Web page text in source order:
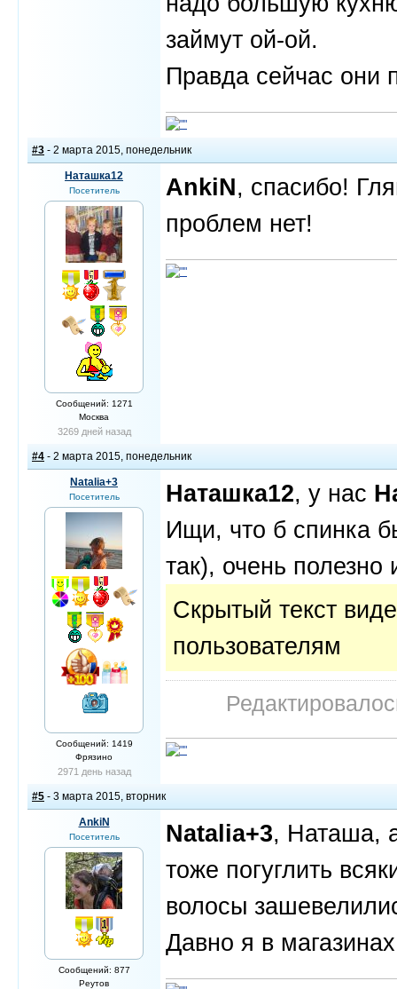
займут ой-ой.
Правда сейчас они
#3 - 2 марта 2015, понедельник
Наташка12
Посетитель
Сообщений: 1271
Москва
3269 дней назад
AnkiN, спасибо!
проблем нет!
#4 - 2 марта 2015, понедельник
Natalia+3
Посетитель
Сообщений: 1419
Фрязино
2971 день назад
Наташка12, у нас
Ищи, что б спинка
так), очень
Скрытый текст
пользователям
#5 - 3 марта 2015, вторник
AnkiN
Посетитель
Сообщений: 877
Реутов
Natalia+3, Наташа,
тоже погуглить
волосы
Давно я в